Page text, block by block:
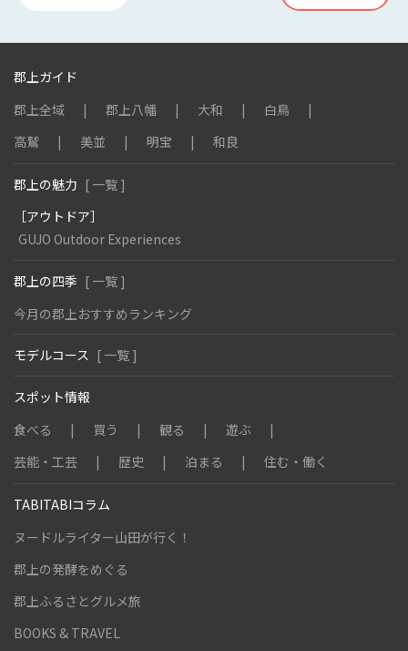
郡上ガイド
郡上全域
郡上八幡 大和
白鳥
高鷲
美並 明宝 和良
郡上の魅力 [ 一覧 ]
［アウトドア］
GUJO Outdoor Experiences
郡上の四季 [ 一覧 ]
今月の郡上おすすめランキング
モデルコース [ 一覧 ]
スポット情報
食べる
買う 観る
遊ぶ
芸能・工芸
歴史 泊まる 住む・働く
TABITABIコラム
ヌードルライター山田が行く！
郡上の発酵をめぐる
郡上ふるさとグルメ旅
BOOKS & TRAVEL